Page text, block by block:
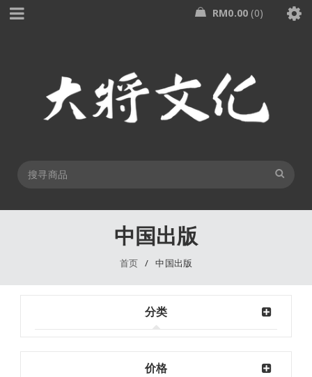
RM0.00 0
中国出版
首页 / 中国出版
分类
价格